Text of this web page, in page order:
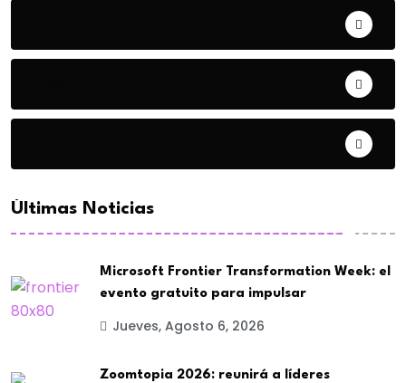
Últimas Noticias
Microsoft Frontier Transformation Week: el
evento gratuito para impulsar
Jueves, Agosto 6, 2026
Zoomtopia 2026: reunirá a líderes